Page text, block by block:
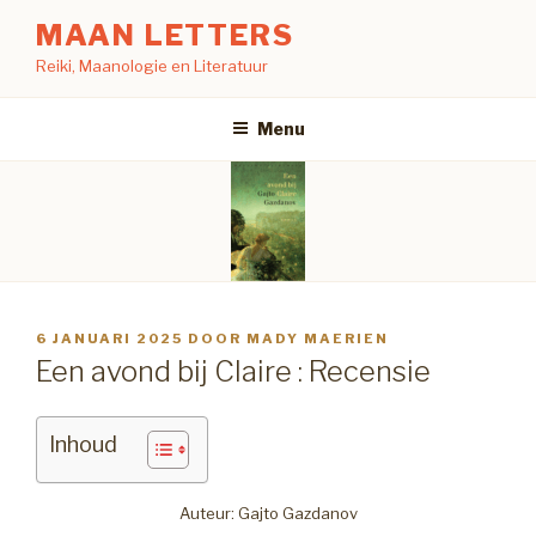
inhoud
springen
MAAN LETTERS
Reiki, Maanologie en Literatuur
Menu
GEPLAATST
OP
6 JANUARI 2025 DOOR MADY MAERIEN
Een avond bij Claire : Recensie
Inhoud
Auteur: Gajto Gazdanov